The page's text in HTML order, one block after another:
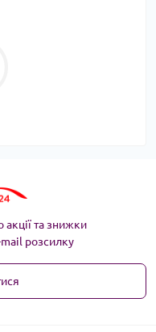
та знижки
розсилку